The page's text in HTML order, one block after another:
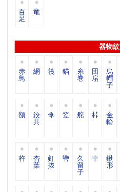
百
足
竜
器物紋
赤
鳥
網 筏 錨 糸
巻
団
扇
烏
帽
子
額 鉸
具
傘 笠 舵 桛 金
輪
杵 杏
葉
釘
抜
轡 久
留
子
車 鍬
形